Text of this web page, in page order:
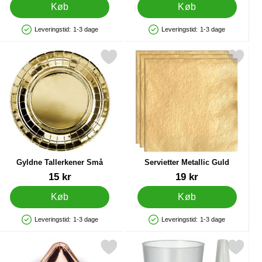
Køb
Produkttilgængelighed: På lager
Leveringstid: 1-3 dage
Køb
Produkttilgængelighed: På lager
Leveringstid: 1-3 dage
Sølv som favorit
Gyldne Tallerkener Små
15 kr
Køb
Produkttilgængelighed: På lager
Leveringstid: 1-3 dage
Markér gyldne Tallerkener Små som favorit
Servietter Metallic Guld
19 kr
Køb
Produkttilgængelighed: På lager
Leveringstid: 1-3 dage
Markér servietter Metallic
som favorit
paptallerkener Små Metallic Rosaguld Stjerne som favorit
Markér plastglas Genanvendelige